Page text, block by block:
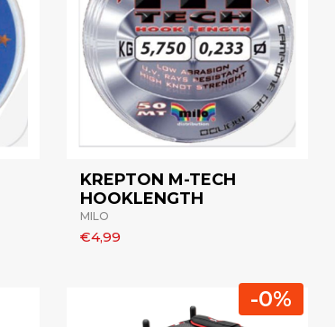
KREPTON M-TECH
HOOKLENGTH
MILO
€4,99
-0%